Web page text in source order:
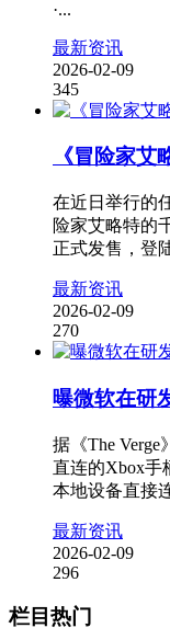
·...
最新资讯
2026-02-09
345
《冒险家
在近日举行的
险家艾略特的
正式发售，登
最新资讯
2026-02-09
270
曝微软在研
据《The
直连的Xbox手
本地设备直接
最新资讯
2026-02-09
296
栏目热门